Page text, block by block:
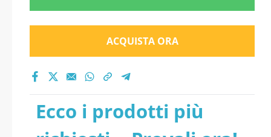
ACQUISTA ORA
Ecco i prodotti più